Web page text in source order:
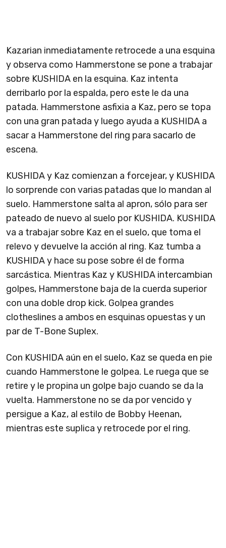
Kazarian inmediatamente retrocede a una esquina
y observa como Hammerstone se pone a trabajar
sobre KUSHIDA en la esquina. Kaz intenta
derribarlo por la espalda, pero este le da una
patada. Hammerstone asfixia a Kaz, pero se topa
con una gran patada y luego ayuda a KUSHIDA a
sacar a Hammerstone del ring para sacarlo de
escena.
KUSHIDA y Kaz comienzan a forcejear, y KUSHIDA
lo sorprende con varias patadas que lo mandan al
suelo. Hammerstone salta al apron, sólo para ser
pateado de nuevo al suelo por KUSHIDA. KUSHIDA
va a trabajar sobre Kaz en el suelo, que toma el
relevo y devuelve la acción al ring. Kaz tumba a
KUSHIDA y hace su pose sobre él de forma
sarcástica. Mientras Kaz y KUSHIDA intercambian
golpes, Hammerstone baja de la cuerda superior
con una doble drop kick. Golpea grandes
clotheslines a ambos en esquinas opuestas y un
par de T-Bone Suplex.
Con KUSHIDA aún en el suelo, Kaz se queda en pie
cuando Hammerstone le golpea. Le ruega que se
retire y le propina un golpe bajo cuando se da la
vuelta. Hammerstone no se da por vencido y
persigue a Kaz, al estilo de Bobby Heenan,
mientras este suplica y retrocede por el ring.